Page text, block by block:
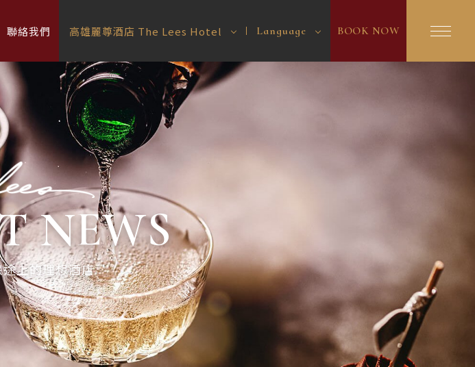
聯絡我們 高雄麗尊酒店 The Lees Hotel Language BOOK NOW
NEWS
上的理想酒店